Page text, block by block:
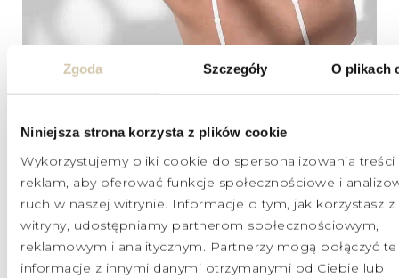
Zgoda Szczegóły O plikach
Niniejsza strona korzysta z plików cookie
Wykorzystujemy pliki cookie do spersonalizowania treści
reklam, aby oferować funkcje społecznościowe i
ruch w naszej witrynie. Informacje o tym, jak korzystasz z
witryny, udostępniamy partnerom społecznościowym,
reklamowym i analitycznym. Partnerzy mogą połączyć te
informacje z innymi danymi otrzymanymi od Ciebie lub
CHIRURGIA KRĘGOSŁUPA
Leczymy operacyjnie m.in. takie schorzenia kręgosłupa jak:
- dyskopatie,
- stenozy kręgosłupa,
- niestabilności,
- kręgozmyki,
- zmiany pourazowe.
Dobór techniki operacyjnej jest uzależniony od oceny stanu